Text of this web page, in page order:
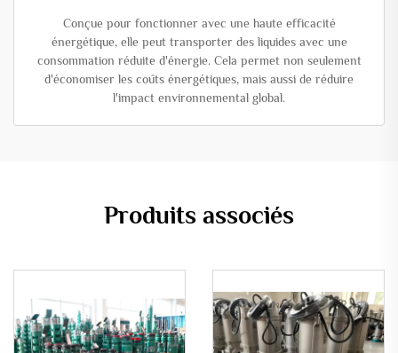
Conçue pour fonctionner avec une haute efficacité
énergétique, elle peut transporter des liquides avec une
consommation réduite d'énergie. Cela permet non seulement
d'économiser les coûts énergétiques, mais aussi de réduire
l'impact environnemental global.
Produits associés